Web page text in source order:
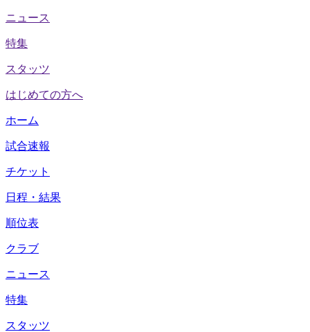
ニュース
特集
スタッツ
はじめての方へ
ホーム
試合速報
チケット
日程・結果
順位表
クラブ
ニュース
特集
スタッツ